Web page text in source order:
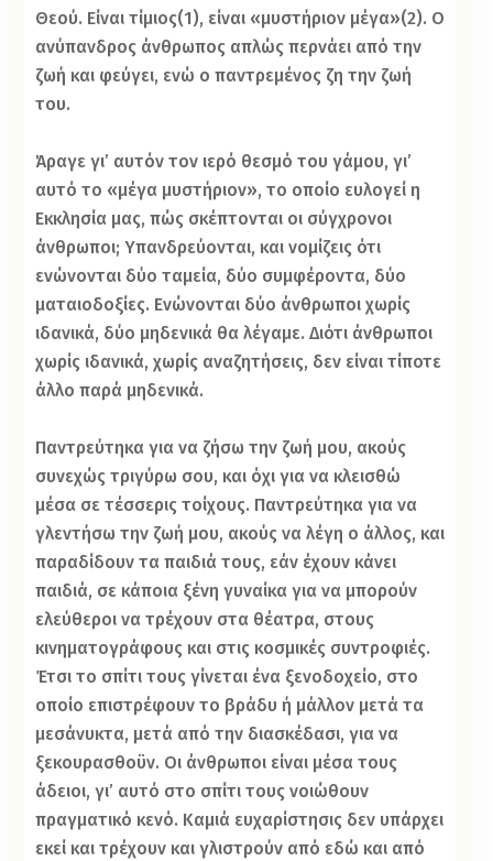
Θεού. Είναι τίμιος(1), είναι «μυστήριον μέγα»(2). Ο
ανύπανδρος άνθρωπος απλώς περνάει από την
ζωή και φεύγει, ενώ ο παντρεμένος ζη την ζωή
του.
Άραγε γι’ αυτόν τον ιερό θεσμό του γάμου, γι’
αυτό το «μέγα μυστήριον», το οποίο ευλογεί η
Εκκλησία μας, πώς σκέπτονται οι σύγχρονοι
άνθρωποι; Υπανδρεύονται, και νομίζεις ότι
ενώνονται δύο ταμεία, δύο συμφέροντα, δύο
ματαιοδοξίες. Ενώνονται δύο άνθρωποι χωρίς
ιδανικά, δύο μηδενικά θα λέγαμε. Διότι άνθρωποι
χωρίς ιδανικά, χωρίς αναζητήσεις, δεν είναι τίποτε
άλλο παρά μηδενικά.
Παντρεύτηκα για να ζήσω την ζωή μου, ακούς
συνεχώς τριγύρω σου, και όχι για να κλεισθώ
μέσα σε τέσσερις τοίχους. Παντρεύτηκα για να
γλεντήσω την ζωή μου, ακούς να λέγη ο άλλος, και
παραδίδουν τα παιδιά τους, εάν έχουν κάνει
παιδιά, σε κάποια ξένη γυναίκα για να μπορούν
ελεύθεροι να τρέχουν στα θέατρα, στους
κινηματογράφους και στις κοσμικές συντροφιές.
Έτσι το σπίτι τους γίνεται ένα ξενοδοχείο, στο
οποίο επιστρέφουν το βράδυ ή μάλλον μετά τα
μεσάνυκτα, μετά από την διασκέδασι, για να
ξεκουρασθοϋν. Οι άνθρωποι είναι μέσα τους
άδειοι, γι’ αυτό στο σπίτι τους νοιώθουν
πραγματικό κενό. Καμιά ευχαρίστησις δεν υπάρχει
εκεί και τρέχουν και γλιστρούν από εδώ και από